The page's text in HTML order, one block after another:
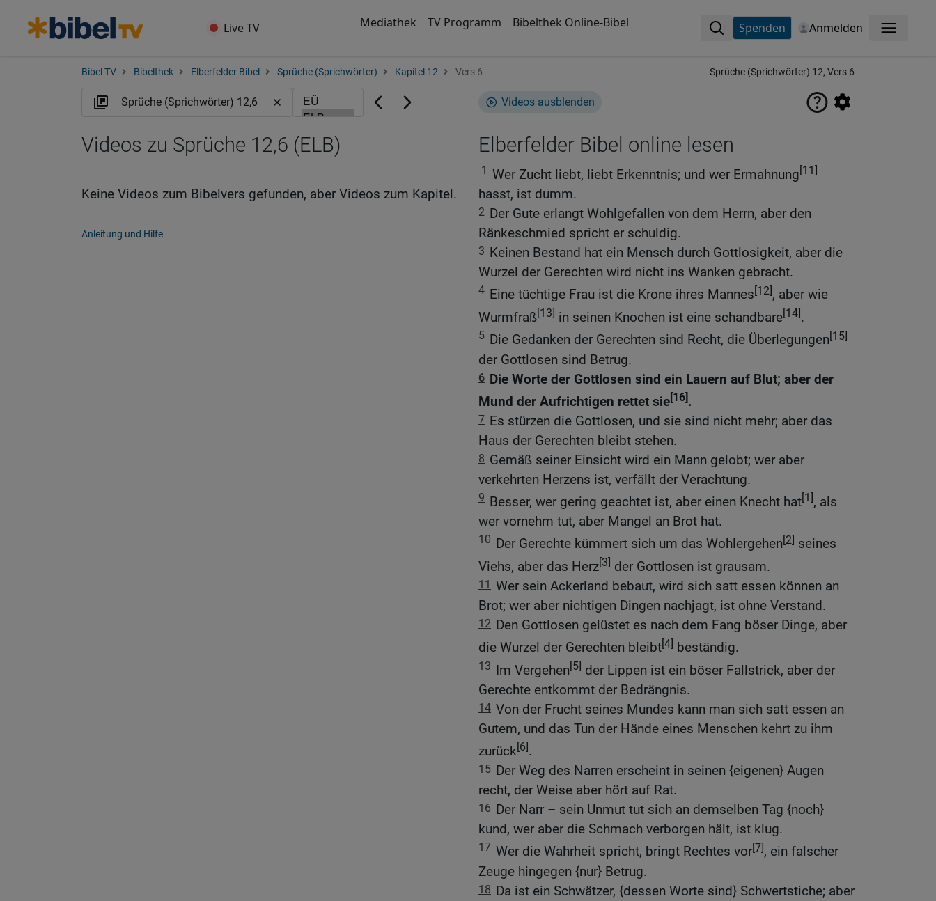
Live TV Mediathek TV Programm Bibelthek Online-Bibel Spenden Anmelden Menü
Bibel TV Bibelthek Elberfelder Bibel Sprüche (Sprichwörter) Kapitel 12 Vers 6 Sprüche (Sprichwörter) 12, Vers 6
Videos ausblenden
Elberfelder Bibel online lesen
1 Wer Zucht liebt, liebt Erkenntnis; und wer Ermahnung[11]
hasst, ist dumm.
2 Der Gute erlangt Wohlgefallen von dem Herrn, aber den
Ränkeschmied spricht er schuldig.
3 Keinen Bestand hat ein Mensch durch Gottlosigkeit, aber die
Wurzel der Gerechten wird nicht ins Wanken gebracht.
4 Eine tüchtige Frau ist die Krone ihres Mannes[12], aber wie
Wurmfraß[13] in seinen Knochen ist eine schandbare[14].
5 Die Gedanken der Gerechten sind Recht, die Überlegungen[15]
der Gottlosen sind Betrug.
6 Die Worte der Gottlosen sind ein Lauern auf Blut; aber der
Mund der Aufrichtigen rettet sie[16].
7 Es stürzen die Gottlosen, und sie sind nicht mehr; aber das
Haus der Gerechten bleibt stehen.
8 Gemäß seiner Einsicht wird ein Mann gelobt; wer aber
verkehrten Herzens ist, verfällt der Verachtung.
9 Besser, wer gering geachtet ist, aber einen Knecht hat[1], als
wer vornehm tut, aber Mangel an Brot hat.
10 Der Gerechte kümmert sich um das Wohlergehen[2] seines
Viehs, aber das Herz[3] der Gottlosen ist grausam.
11 Wer sein Ackerland bebaut, wird sich satt essen können an
Brot; wer aber nichtigen Dingen nachjagt, ist ohne Verstand.
12 Den Gottlosen gelüstet es nach dem Fang böser Dinge, aber
die Wurzel der Gerechten bleibt[4] beständig.
13 Im Vergehen[5] der Lippen ist ein böser Fallstrick, aber der
Gerechte entkommt der Bedrängnis.
14 Von der Frucht seines Mundes kann man sich satt essen an
Gutem, und das Tun der Hände eines Menschen kehrt zu ihm
zurück[6].
15 Der Weg des Narren erscheint in seinen {eigenen} Augen
recht, der Weise aber hört auf Rat.
16 Der Narr – sein Unmut tut sich an demselben Tag {noch}
kund, wer aber die Schmach verborgen hält, ist klug.
17 Wer die Wahrheit spricht, bringt Rechtes vor[7], ein falscher
Zeuge hingegen {nur} Betrug.
18 Da ist ein Schwätzer, {dessen Worte sind} Schwertstiche; aber
Videos zu Sprüche 12,6 (ELB)
Keine Videos zum Bibelvers gefunden, aber Videos zum Kapitel.
Anleitung und Hilfe